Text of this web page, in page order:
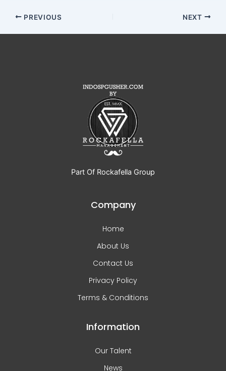
PREVIOUS NEXT
Part Of Rockafella Group
Company
Home
About Us
Contact Us
Privacy Policy
Terms & Conditions
Information
Our Talent
News